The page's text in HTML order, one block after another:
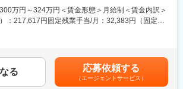
げた社員は、新規事業の責任者に抜擢したり、海
やグループ会社の社長など、非常に魅力的かつス
、法人向けコンサルティング営業部門配属→入社6
に昇進→入社6年後、課長職に昇格後、ニューヨーク
万円～324万円＜賃金形態＞月給制＜賃金内訳＞
：217,617円固定残業手当/月：32,383円（固定残
間外労働の残業時間代は追加支給■年収例：年収
1年目・24歳／月給25万円＋インセンティブ）年収
2年目・28歳／月給30万円＋インセンティブ）賃金
る 応募依頼する
（エージェントサービス）